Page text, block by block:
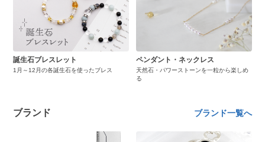
誕生石ブレスレット
1月～12月の各誕生石を使ったブレス
ペンダント・ネックレス
天然石・パワーストーンを一粒から楽しめ
る
ブランド ブランド一覧へ